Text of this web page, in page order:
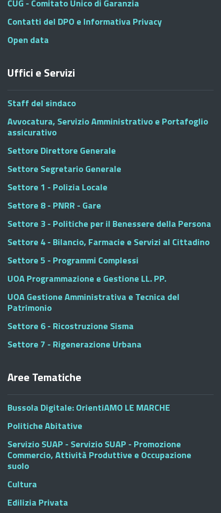
CUG - Comitato Unico di Garanzia
Contatti del DPO e Informativa Privacy
Open data
Uffici e Servizi
Staff del sindaco
Avvocatura, Servizio Amministrativo e Portafoglio
assicurativo
Settore Direttore Generale
Settore Segretario Generale
Settore 1 - Polizia Locale
Settore 8 - PNRR - Gare
Settore 3 - Politiche per il Benessere della Persona
Settore 4 - Bilancio, Farmacie e Servizi al Cittadino
Settore 5 - Programmi Complessi
UOA Programmazione e Gestione LL. PP.
UOA Gestione Amministrativa e Tecnica del
Patrimonio
Settore 6 - Ricostruzione Sisma
Settore 7 - Rigenerazione Urbana
Aree Tematiche
Bussola Digitale: OrientiAMO LE MARCHE
Politiche Abitative
Servizio SUAP - Servizio SUAP - Promozione
Commercio, Attività Produttive e Occupazione
suolo
Cultura
Edilizia Privata